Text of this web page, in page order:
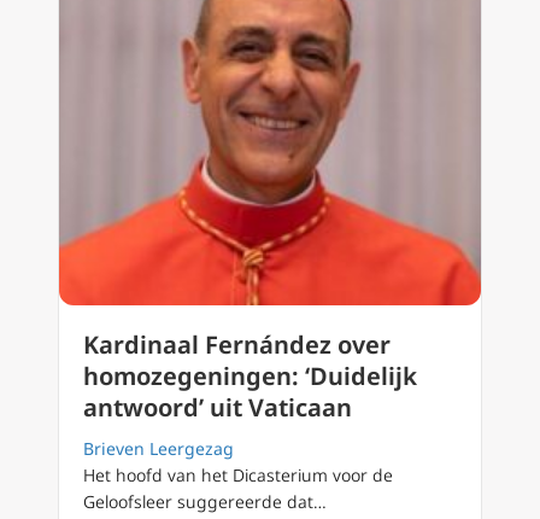
Kardinaal Fernández over
homozegeningen: ‘Duidelijk
antwoord’ uit Vaticaan
Brieven Leergezag
Het hoofd van het Dicasterium voor de
Geloofsleer suggereerde dat…